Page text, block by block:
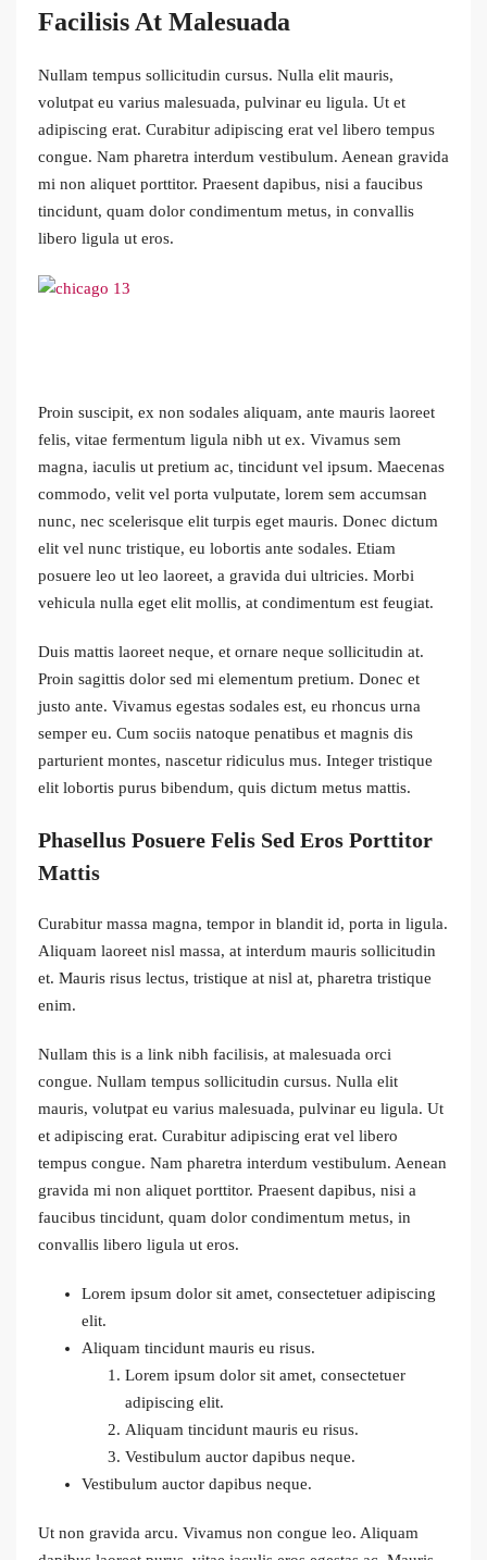
Facilisis At Malesuada
Nullam tempus sollicitudin cursus. Nulla elit mauris,
volutpat eu varius malesuada, pulvinar eu ligula. Ut et
adipiscing erat. Curabitur adipiscing erat vel libero tempus
congue. Nam pharetra interdum vestibulum. Aenean gravida
mi non aliquet porttitor. Praesent dapibus, nisi a faucibus
tincidunt, quam dolor condimentum metus, in convallis
libero ligula ut eros.
Proin suscipit, ex non sodales aliquam, ante mauris laoreet
felis, vitae fermentum ligula nibh ut ex. Vivamus sem
magna, iaculis ut pretium ac, tincidunt vel ipsum. Maecenas
commodo, velit vel porta vulputate, lorem sem accumsan
nunc, nec scelerisque elit turpis eget mauris. Donec dictum
elit vel nunc tristique, eu lobortis ante sodales. Etiam
posuere leo ut leo laoreet, a gravida dui ultricies. Morbi
vehicula nulla eget elit mollis, at condimentum est feugiat.
Duis mattis laoreet neque, et ornare neque sollicitudin at.
Proin sagittis dolor sed mi elementum pretium. Donec et
justo ante. Vivamus egestas sodales est, eu rhoncus urna
semper eu. Cum sociis natoque penatibus et magnis dis
parturient montes, nascetur ridiculus mus. Integer tristique
elit lobortis purus bibendum, quis dictum metus mattis.
Phasellus Posuere Felis Sed Eros Porttitor
Mattis
Curabitur massa magna, tempor in blandit id, porta in ligula.
Aliquam laoreet nisl massa, at interdum mauris sollicitudin
et. Mauris risus lectus, tristique at nisl at, pharetra tristique
enim.
Nullam this is a link nibh facilisis, at malesuada orci
congue. Nullam tempus sollicitudin cursus. Nulla elit
mauris, volutpat eu varius malesuada, pulvinar eu ligula. Ut
et adipiscing erat. Curabitur adipiscing erat vel libero
tempus congue. Nam pharetra interdum vestibulum. Aenean
gravida mi non aliquet porttitor. Praesent dapibus, nisi a
faucibus tincidunt, quam dolor condimentum metus, in
convallis libero ligula ut eros.
Lorem ipsum dolor sit amet, consectetuer adipiscing
elit.
Aliquam tincidunt mauris eu risus.
Lorem ipsum dolor sit amet, consectetuer
adipiscing elit.
Aliquam tincidunt mauris eu risus.
Vestibulum auctor dapibus neque.
Vestibulum auctor dapibus neque.
Ut non gravida arcu. Vivamus non congue leo. Aliquam